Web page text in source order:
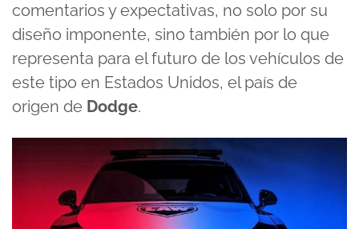
comentarios y expectativas, no solo por su
diseño imponente, sino también por lo que
representa para el futuro de los vehículos de
este tipo en Estados Unidos, el país de
origen de Dodge.